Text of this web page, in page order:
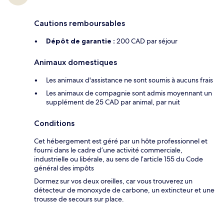
Cautions remboursables
Dépôt de garantie : 200 CAD par séjour
Animaux domestiques
Les animaux d'assistance ne sont soumis à aucuns frais
Les animaux de compagnie sont admis moyennant un
supplément de 25 CAD par animal, par nuit
Conditions
Cet hébergement est géré par un hôte professionnel et
fourni dans le cadre d’une activité commerciale,
industrielle ou libérale, au sens de l’article 155 du Code
général des impôts
Dormez sur vos deux oreilles, car vous trouverez un
détecteur de monoxyde de carbone, un extincteur et une
trousse de secours sur place.